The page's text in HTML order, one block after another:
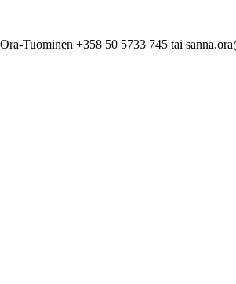
Tuominen +358 50 5733 745 tai